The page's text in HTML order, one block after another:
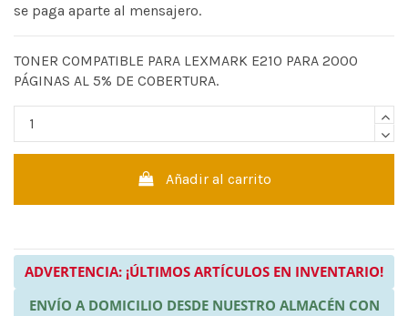
se paga aparte al mensajero.
TONER COMPATIBLE PARA LEXMARK E210 PARA 2000
PÁGINAS AL 5% DE COBERTURA.
Añadir al carrito
ADVERTENCIA: ¡ÚLTIMOS ARTÍCULOS EN INVENTARIO!
ENVÍO A DOMICILIO DESDE NUESTRO ALMACÉN CON